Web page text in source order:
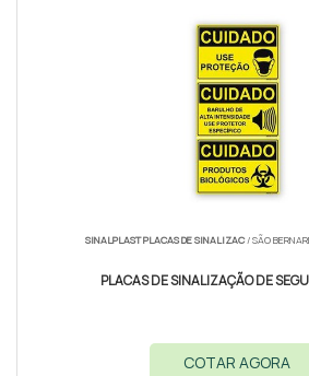
SINALPLAST PLACAS DE SINALIZAC/ SÃO
PLACAS DE SINALIZAÇÃO DE
COTAR AGORA